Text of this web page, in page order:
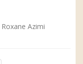
Roxane Azimi